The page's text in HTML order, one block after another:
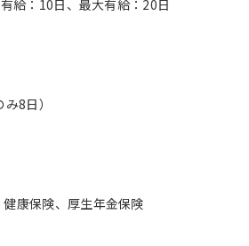
給：10日、最大有給：20日
8日）
康保険、厚生年金保険